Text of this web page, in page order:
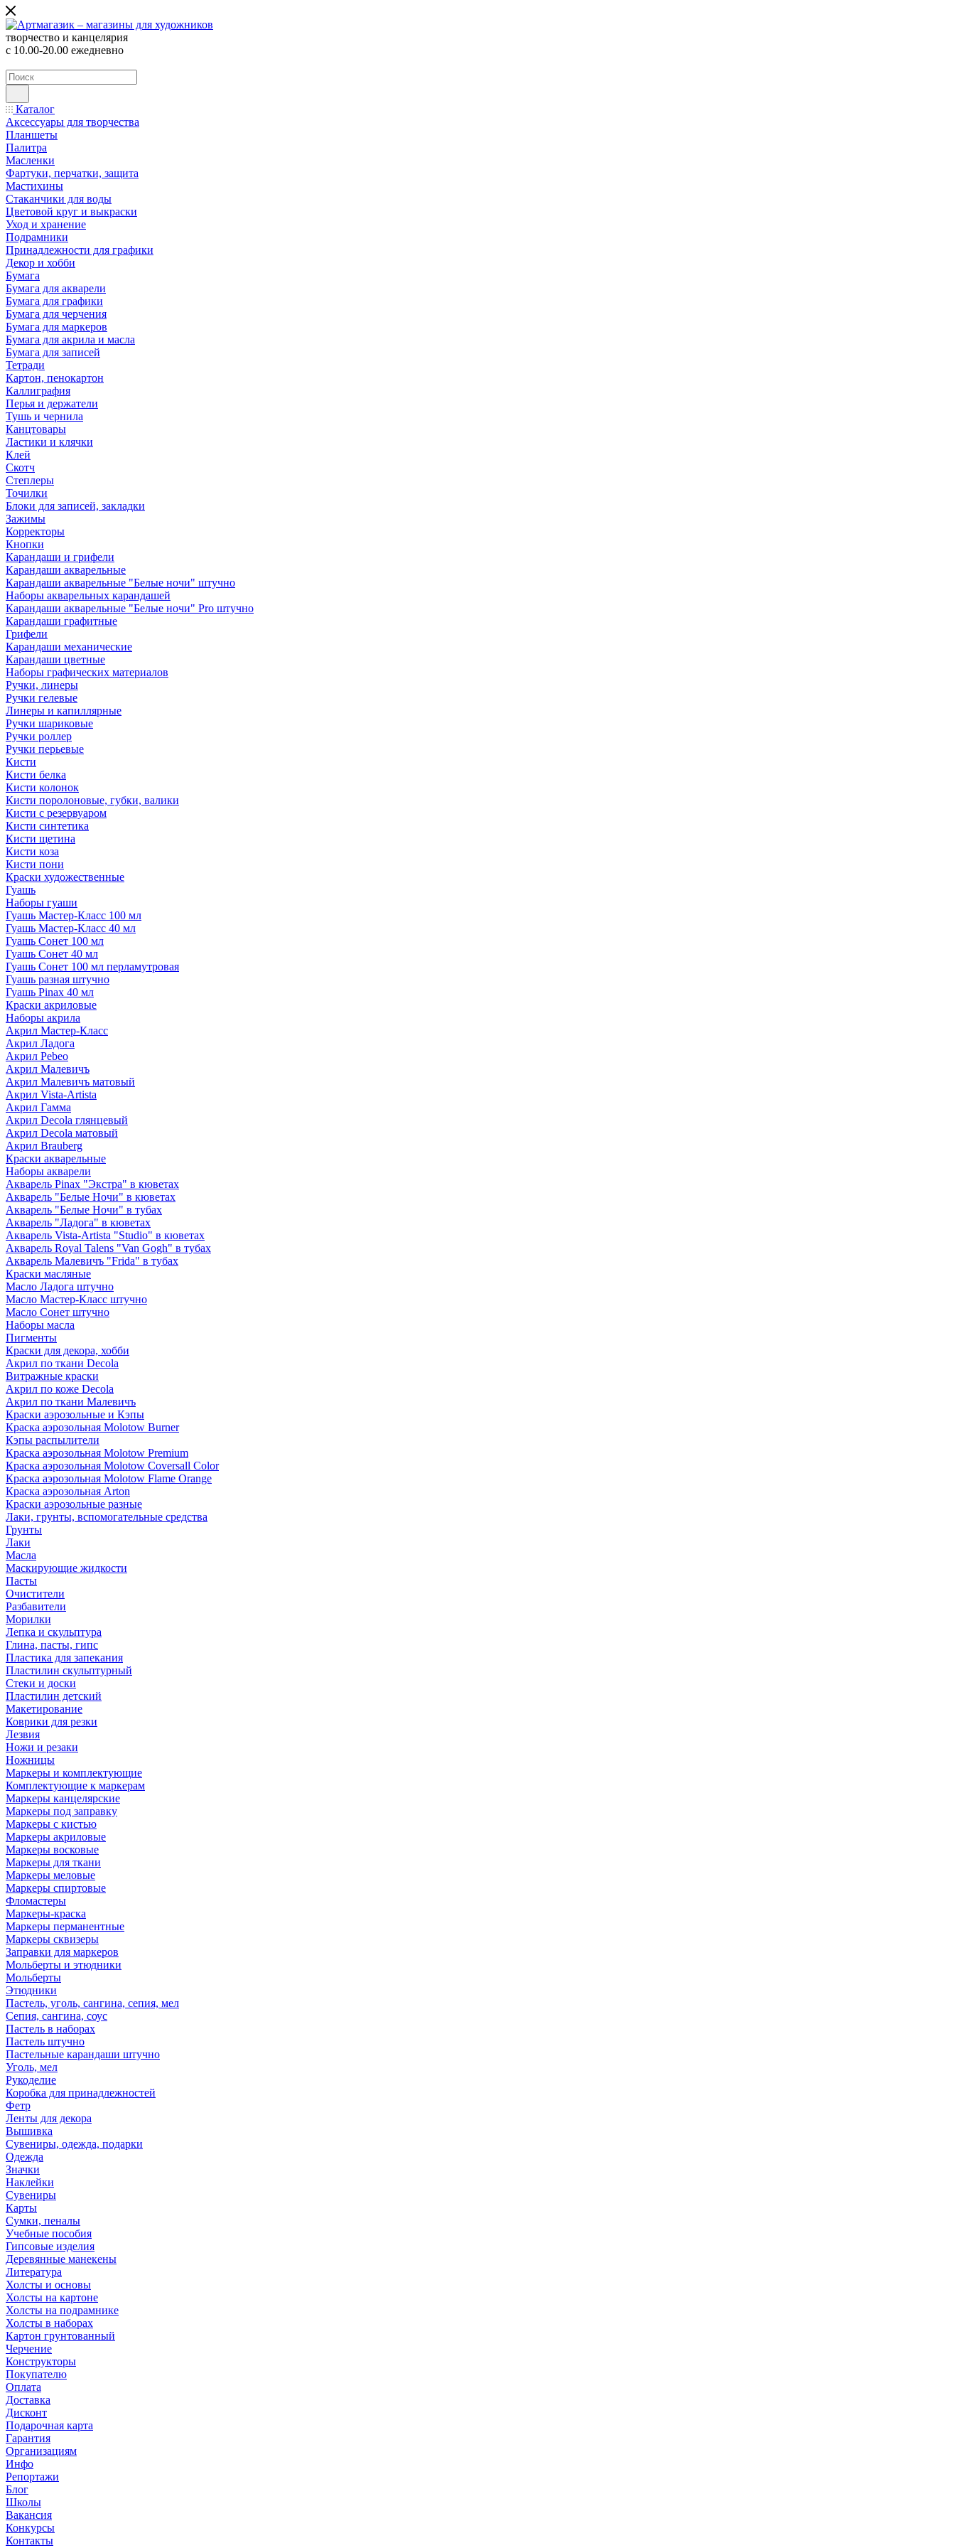
творчество и канцелярия
с 10.00-20.00 ежедневно
Каталог
Аксессуары для творчества
Планшеты
Палитра
Масленки
Фартуки, перчатки, защита
Мастихины
Стаканчики для воды
Цветовой круг и выкраски
Уход и хранение
Подрамники
Принадлежности для графики
Декор и хобби
Бумага
Бумага для акварели
Бумага для графики
Бумага для черчения
Бумага для маркеров
Бумага для акрила и масла
Бумага для записей
Тетради
Картон, пенокартон
Каллиграфия
Перья и держатели
Тушь и чернила
Канцтовары
Ластики и клячки
Клей
Скотч
Степлеры
Точилки
Блоки для записей, закладки
Зажимы
Корректоры
Кнопки
Карандаши и грифели
Карандаши акварельные
Карандаши акварельные "Белые ночи" штучно
Наборы акварельных карандашей
Карандаши акварельные "Белые ночи" Pro штучно
Карандаши графитные
Грифели
Карандаши механические
Карандаши цветные
Наборы графических материалов
Ручки, линеры
Ручки гелевые
Линеры и капиллярные
Ручки шариковые
Ручки роллер
Ручки перьевые
Кисти
Кисти белка
Кисти колонок
Кисти поролоновые, губки, валики
Кисти с резервуаром
Кисти синтетика
Кисти щетина
Кисти коза
Кисти пони
Краски художественные
Гуашь
Наборы гуаши
Гуашь Мастер-Класс 100 мл
Гуашь Мастер-Класс 40 мл
Гуашь Сонет 100 мл
Гуашь Сонет 40 мл
Гуашь Сонет 100 мл перламутровая
Гуашь разная штучно
Гуашь Pinax 40 мл
Краски акриловые
Наборы акрила
Акрил Мастер-Класс
Акрил Ладога
Акрил Pebeo
Акрил Малевичъ
Акрил Малевичъ матовый
Акрил Vista-Artista
Акрил Гамма
Акрил Decola глянцевый
Акрил Decola матовый
Акрил Brauberg
Краски акварельные
Наборы акварели
Акварель Pinax "Экстра" в кюветах
Акварель "Белые Ночи" в кюветах
Акварель "Белые Ночи" в тубах
Акварель "Ладога" в кюветах
Акварель Vista-Artista "Studio" в кюветах
Акварель Royal Talens "Van Gogh" в тубах
Акварель Малевичъ "Frida" в тубах
Краски масляные
Масло Ладога штучно
Масло Мастер-Класс штучно
Масло Сонет штучно
Наборы масла
Пигменты
Краски для декора, хобби
Акрил по ткани Decola
Витражные краски
Акрил по коже Decola
Акрил по ткани Малевичъ
Краски аэрозольные и Кэпы
Краска аэрозольная Molotow Burner
Кэпы распылители
Краска аэрозольная Molotow Premium
Краска аэрозольная Molotow Coversall Color
Краска аэрозольная Molotow Flame Orange
Краска аэрозольная Arton
Краски аэрозольные разные
Лаки, грунты, вспомогательные средства
Грунты
Лаки
Масла
Маскирующие жидкости
Пасты
Очистители
Разбавители
Морилки
Лепка и скульптура
Глина, пасты, гипс
Пластика для запекания
Пластилин скульптурный
Стеки и доски
Пластилин детский
Макетирование
Коврики для резки
Лезвия
Ножи и резаки
Ножницы
Маркеры и комплектующие
Комплектующие к маркерам
Маркеры канцелярские
Маркеры под заправку
Маркеры с кистью
Маркеры акриловые
Маркеры восковые
Маркеры для ткани
Маркеры меловые
Маркеры спиртовые
Фломастеры
Маркеры-краска
Маркеры перманентные
Маркеры сквизеры
Заправки для маркеров
Мольберты и этюдники
Мольберты
Этюдники
Пастель, уголь, сангина, сепия, мел
Сепия, сангина, соус
Пастель в наборах
Пастель штучно
Пастельные карандаши штучно
Уголь, мел
Рукоделие
Коробка для принадлежностей
Фетр
Ленты для декора
Вышивка
Сувениры, одежда, подарки
Одежда
Значки
Наклейки
Сувениры
Карты
Сумки, пеналы
Учебные пособия
Гипсовые изделия
Деревянные манекены
Литература
Холсты и основы
Холсты на картоне
Холсты на подрамнике
Холсты в наборах
Картон грунтованный
Черчение
Конструкторы
Покупателю
Оплата
Доставка
Дисконт
Подарочная карта
Гарантия
Организациям
Инфо
Репортажи
Блог
Школы
Вакансия
Конкурсы
Контакты